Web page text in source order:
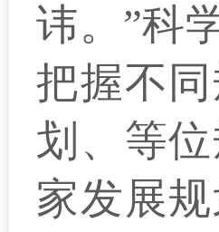
讳。”科
把握不
划、等
家发展